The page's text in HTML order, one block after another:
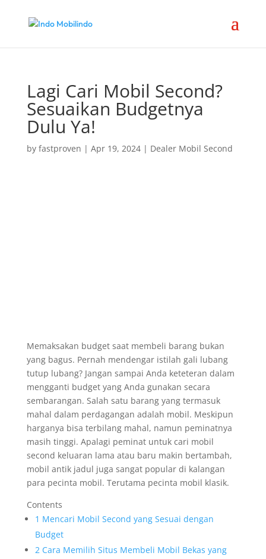
Lagi Cari Mobil Second?
Sesuaikan Budgetnya
Dulu Ya!
by fastproven | Apr 19, 2024| Dealer Mobil Second
Memaksakan budget saat membeli barang bukan
yang bagus. Pernah mendengar istilah gali lubang
tutup lubang? Jangan sampai Anda keteteran dalam
mengganti budget yang Anda gunakan secara
sembarangan. Salah satu barang yang termasuk
mahal dalam perdagangan adalah mobil. Meskipun
harganya bisa terbilang mahal, namun peminatnya
masih tinggi. Apalagi peminat untuk cari mobil
second keluaran lama atau baru makin bertambah,
mobil antik jadul juga sangat popular di kalangan
para pecinta mobil. Terutama pecinta mobil klasik.
Contents
1 Mencari Mobil Second yang Sesuai dengan
Budget
2Cara Memilih Situs Membeli Mobil Bekas yang